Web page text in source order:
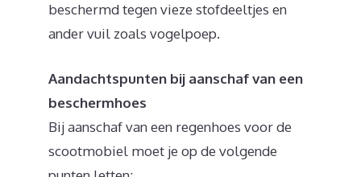
beschermd tegen vieze stofdeeltjes en
ander vuil zoals vogelpoep.
Aandachtspunten bij aanschaf van een
beschermhoes
Bij aanschaf van een regenhoes voor de
scootmobiel moet je op de volgende